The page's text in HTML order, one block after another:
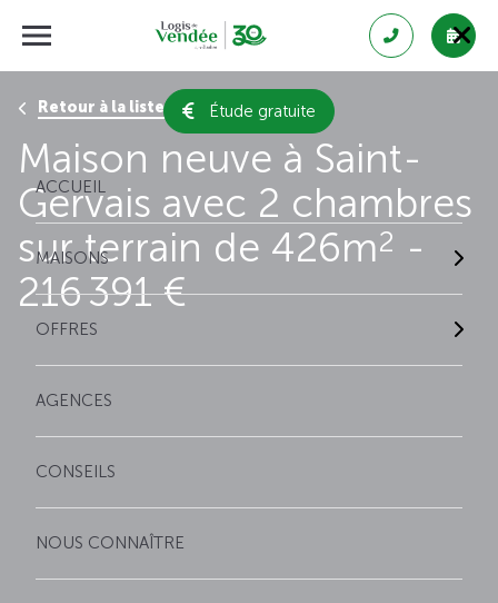
Étude gratuite
ACCUEIL
MAISONS
OFFRES
AGENCES
CONSEILS
NOUS CONNAÎTRE
Retour à la liste des résultats
Maison neuve à Saint-
Gervais avec 2 chambres
sur terrain de 426m2 -
216 391 €